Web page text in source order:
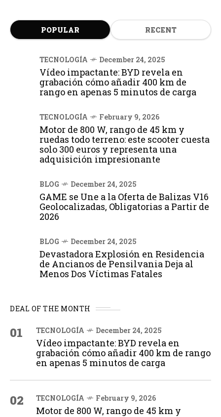
POPULAR RECENT
TECNOLOGÍA December 24, 2025
Vídeo impactante: BYD revela en
grabación cómo añadir 400 km de
rango en apenas 5 minutos de carga
TECNOLOGÍA February 9, 2026
Motor de 800 W, rango de 45 km y
ruedas todo terreno: este scooter cuesta
solo 300 euros y representa una
adquisición impresionante
BLOG December 24, 2025
GAME se Une a la Oferta de Balizas V16
Geolocalizadas, Obligatorias a Partir de
2026
BLOG December 24, 2025
Devastadora Explosión en Residencia
de Ancianos de Pensilvania Deja al
Menos Dos Víctimas Fatales
DEAL OF THE MONTH
01 TECNOLOGÍA December 24, 2025
Vídeo impactante: BYD revela en
grabación cómo añadir 400 km de rango
en apenas 5 minutos de carga
02 TECNOLOGÍA February 9, 2026
Motor de 800 W, rango de 45 km y